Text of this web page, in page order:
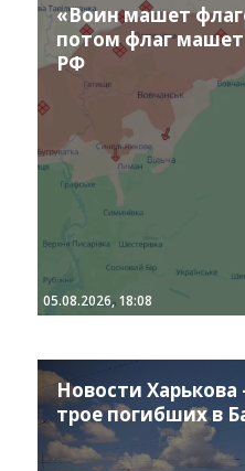
«Воин машет
потом флаг
РФ
05.08.2026, 18:08
Новости Харькова
трое погибших в
Instagram